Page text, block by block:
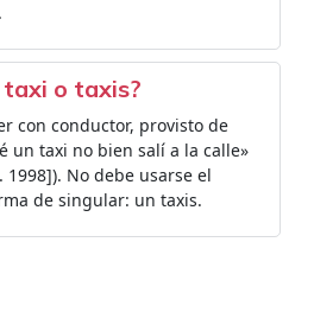
taxi o taxis?
con conductor, provisto de
un taxi no bien salí a la calle»
1998]). No debe usarse el
de singular: un taxis.